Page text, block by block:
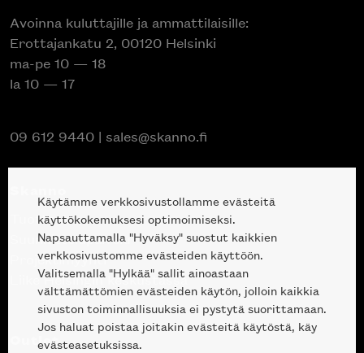
Avoinna kuluttajille ja ammattilaisille:
Erottajankatu 2, 00120 Helsinki
ma-pe 10 — 18
la 10 — 17
09 612 9440 | sales@skanno.fi
Tuotteet
Suunnittelupalvelu
Projektimyynti
Liike Helsingin keskustassa
Outlet
Käytämme verkkosivustollamme evästeitä
käyttökokemuksesi optimoimiseksi.
Napsauttamalla "Hyväksy" suostut kaikkien
verkkosivustomme evästeiden käyttöön.
Valitsemalla "Hylkää" sallit ainoastaan
välttämättömien evästeiden käytön, jolloin kaikkia
sivuston toiminnallisuuksia ei pystytä suorittamaan.
Jos haluat poistaa joitakin evästeitä käytöstä, käy
evästeasetuksissa.